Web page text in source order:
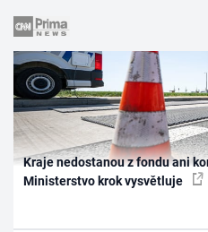
Kraje nedostanou z fondu ani
Ministerstvo krok vysvětluje